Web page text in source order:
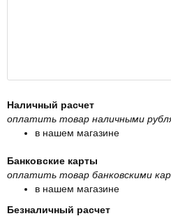
Наличный расчет
оплатить товар наличными
в нашем магазине
Банковские карты
оплатить товар банковскими
в нашем магазине
Безналичный расчет